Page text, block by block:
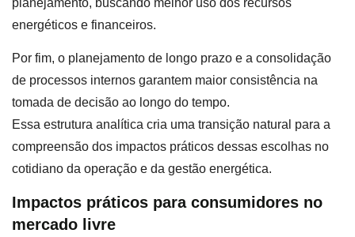
energéticos e financeiros.
Por fim, o planejamento de longo prazo e a consolidação
de processos internos garantem maior consistência na
tomada de decisão ao longo do tempo.
Essa estrutura analítica cria uma transição natural para a
compreensão dos impactos práticos dessas escolhas no
cotidiano da operação e da gestão energética.
Impactos práticos para consumidores no
mercado livre